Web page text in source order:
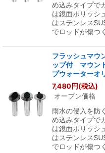
め込みタイプで
は鏡面ポリッシ
はステンレス
でロッドが傷つ
フラッシュマウ
ップ付 マウン
プウォーターオ
7,480円(税込)
オープン価格
雨水の侵入を防
め込みタイプで
は鏡面ポリッシ
はステンレス
でロッドが傷つ